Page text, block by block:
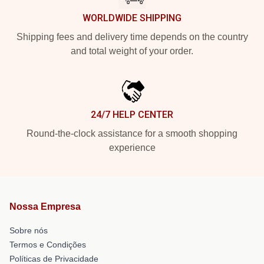
WORLDWIDE SHIPPING
Shipping fees and delivery time depends on the country
and total weight of your order.
24/7 HELP CENTER
Round-the-clock assistance for a smooth shopping
experience
Nossa Empresa
Sobre nós
Termos e Condições
Políticas de Privacidade